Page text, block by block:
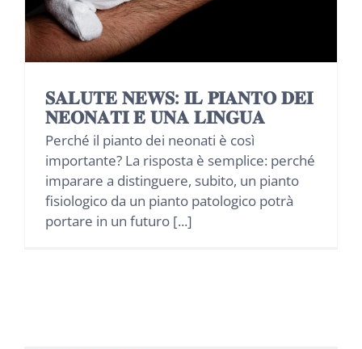
NEWS
INIZIATIVE
CONTATTI
AREA RISERVATA BENEFICIARI
AREA RISERVATA AZIENDE
𝐒𝐀𝐋𝐔𝐓𝐄 𝐍𝐄𝐖𝐒: 𝐈𝐋 𝐏𝐈𝐀𝐍𝐓𝐎 𝐃𝐄𝐈
𝐍𝐄𝐎𝐍𝐀𝐓𝐈 𝐄̀ 𝐔𝐍𝐀 𝐋𝐈𝐍𝐆𝐔𝐀
Perché il pianto dei neonati è così
importante? La risposta è semplice: perché
imparare a distinguere, subito, un pianto
fisiologico da un pianto patologico potrà
portare in un futuro [...]